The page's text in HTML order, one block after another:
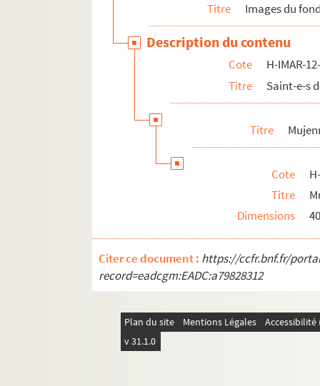
Titre Images du
Description du contenu
Cote
H-IMAR-
Titre
Saint-e-s
Titre
Cote
Titre
Dimensions
Citer ce document : https://ccfr.bnf.fr/
record=eadcgm:EADC:a79828312
Plan du site Mentions Légales
v 31.1.0